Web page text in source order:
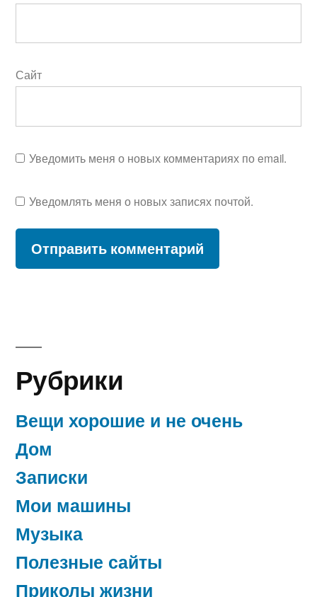
Сайт
Уведомить меня о новых комментариях по email.
Уведомлять меня о новых записях почтой.
Рубрики
Вещи хорошие и не очень
Дом
Записки
Мои машины
Музыка
Полезные сайты
Приколы жизни